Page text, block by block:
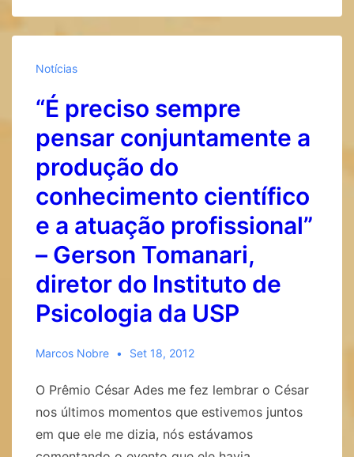
é
a
de
homenagear
o
César”
–
Otta,
docente
do
Instituto
de
Psicologia
USP
Notícias
“É preciso sempre
pensar conjuntamente a
produção do
conhecimento científico
e a atuação profissional”
– Gerson Tomanari,
diretor do Instituto de
Psicologia da USP
Marcos Nobre Set 18, 2012
O Prêmio César Ades me fez lembrar o César
nos últimos momentos que estivemos juntos
em que ele me dizia, nós estávamos